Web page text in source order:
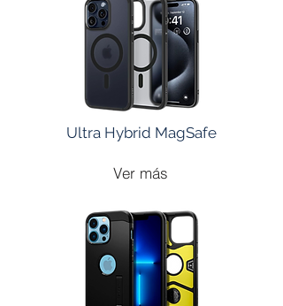
Ultra Hybrid MagSafe
Ver más